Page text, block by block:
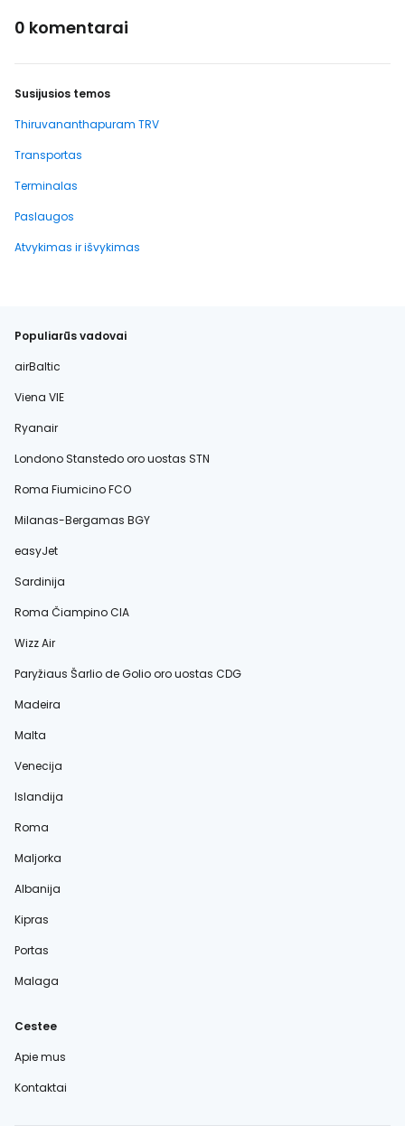
0 komentarai
Susijusios temos
Thiruvananthapuram TRV
Transportas
Terminalas
Paslaugos
Atvykimas ir išvykimas
Populiarūs vadovai
airBaltic
Viena VIE
Ryanair
Londono Stanstedo oro uostas STN
Roma Fiumicino FCO
Milanas-Bergamas BGY
easyJet
Sardinija
Roma Čiampino CIA
Wizz Air
Paryžiaus Šarlio de Golio oro uostas CDG
Madeira
Malta
Venecija
Islandija
Roma
Maljorka
Albanija
Kipras
Portas
Malaga
Cestee
Apie mus
Kontaktai